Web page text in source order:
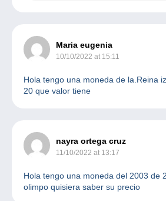
Maria eugenia
10/10/2022 at 15:11
Hola tengo una moneda de la.Reina
20 que valor tiene
nayra ortega cruz
11/10/2022 at 13:17
Hola tengo una moneda del 2003 de
olimpo quisiera saber su precio